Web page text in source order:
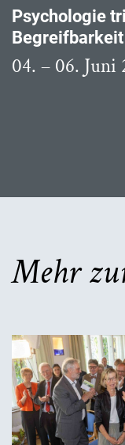
Psychologie
Begreifbarkeit
04. – 06. Juni
Mehr